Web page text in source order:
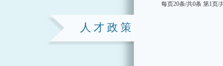
人才政策
每页20条/共0条 第1页/